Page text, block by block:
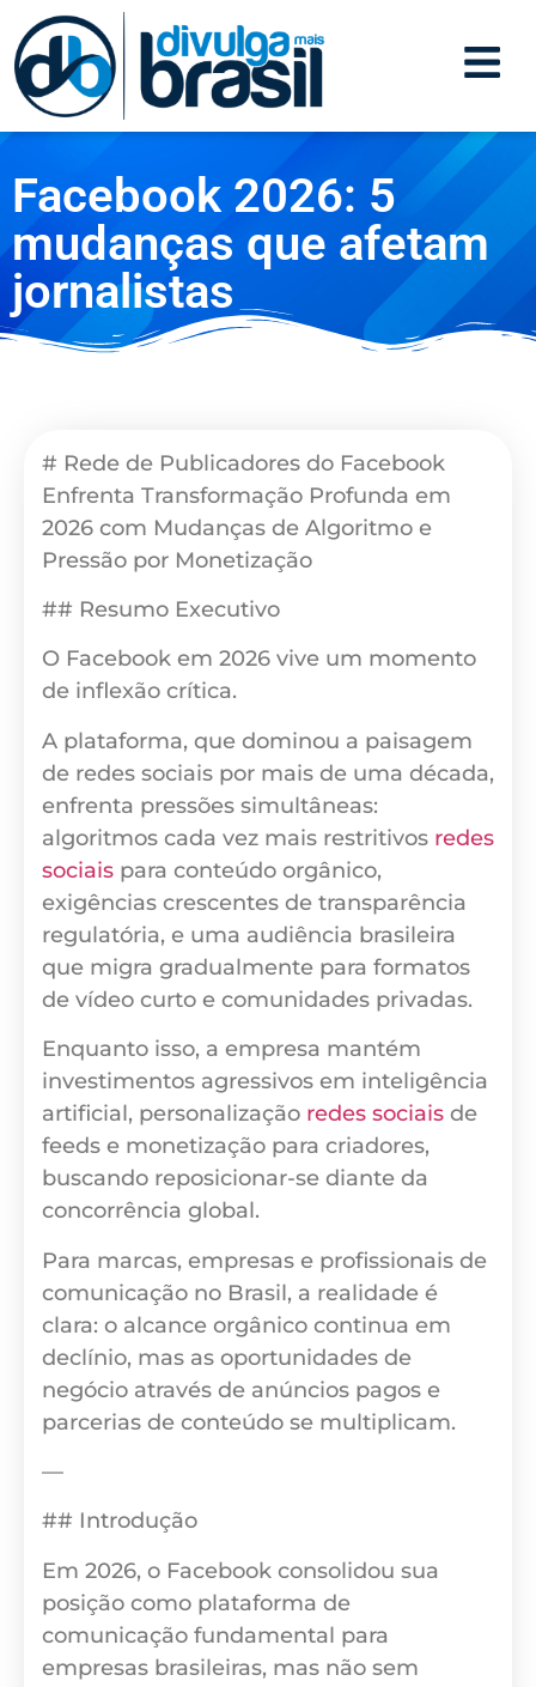
Facebook 2026: 5
mudanças que afetam
jornalistas
# Rede de Publicadores do Facebook
Enfrenta Transformação Profunda em
2026 com Mudanças de Algoritmo e
Pressão por Monetização
## Resumo Executivo
O Facebook em 2026 vive um momento
de inflexão crítica.
A plataforma, que dominou a paisagem
de redes sociais por mais de uma década,
enfrenta pressões simultâneas:
algoritmos cada vez mais restritivos redes
sociais para conteúdo orgânico,
exigências crescentes de transparência
regulatória, e uma audiência brasileira
que migra gradualmente para formatos
de vídeo curto e comunidades privadas.
Enquanto isso, a empresa mantém
investimentos agressivos em inteligência
artificial, personalização redes sociais de
feeds e monetização para criadores,
buscando reposicionar-se diante da
concorrência global.
Para marcas, empresas e profissionais de
comunicação no Brasil, a realidade é
clara: o alcance orgânico continua em
declínio, mas as oportunidades de
negócio através de anúncios pagos e
parcerias de conteúdo se multiplicam.
—
## Introdução
Em 2026, o Facebook consolidou sua
posição como plataforma de
comunicação fundamental para
empresas brasileiras, mas não sem